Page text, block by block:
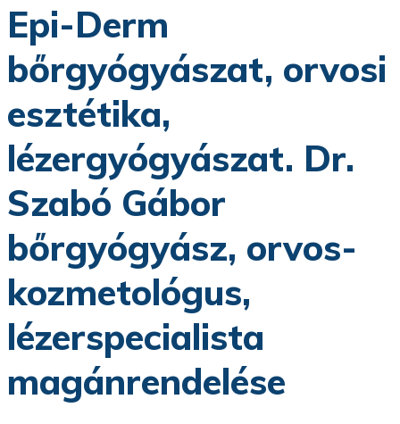
Epi-Derm
bőrgyógyászat, orvosi
esztétika,
lézergyógyászat. Dr.
Szabó Gábor
bőrgyógyász, orvos-
kozmetológus,
lézerspecialista
magánrendelése